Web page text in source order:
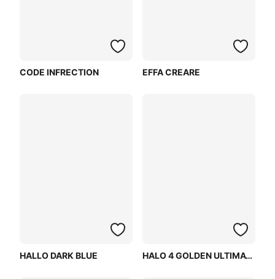
CODE INFRECTION EFFA CREARE
HALLO DARK BLUE HALO 4 GOLDEN ULTIMATE WHITE